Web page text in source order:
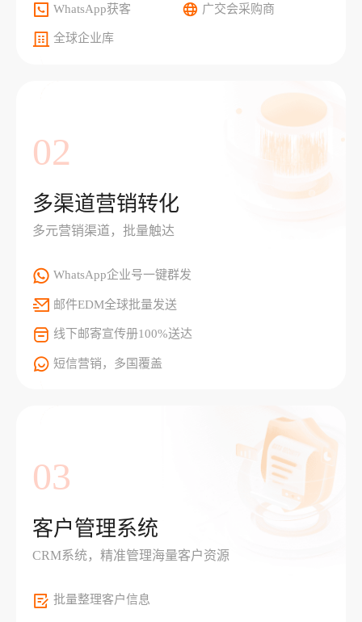
WhatsApp获客 广交会采购商
全球企业库
02
多渠道营销转化
多元营销渠道，批量触达
WhatsApp企业号一键群发
邮件EDM全球批量发送
线下邮寄宣传册100%送达
短信营销，多国覆盖
03
客户管理系统
CRM系统，精准管理海量客户资源
批量整理客户信息